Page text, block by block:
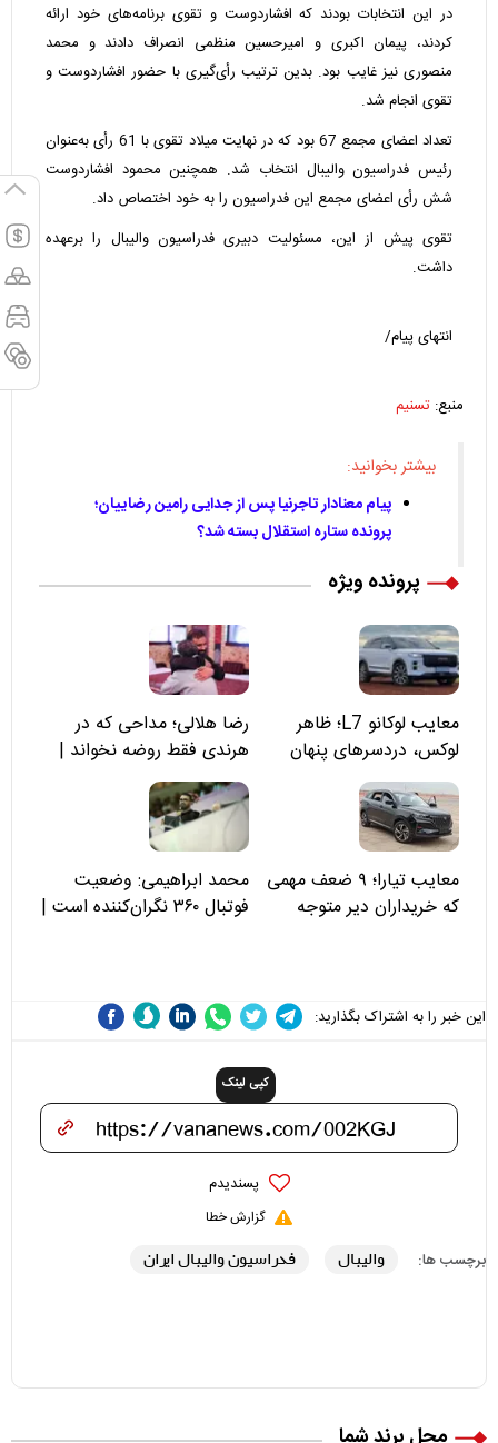
در این انتخابات بودند که افشاردوست و تقوی برنامه‌های خود ارائه
کردند، پیمان اکبری و امیرحسین منظمی انصراف دادند و محمد
منصوری نیز غایب بود. بدین ترتیب رأی‌گیری با حضور افشاردوست و
تقوی انجام شد.
تعداد اعضای مجمع 67 بود که در نهایت میلاد تقوی با 61 رأی به‌عنوان
رئیس فدراسیون والیبال انتخاب شد. همچنین محمود افشاردوست
شش رأی اعضای مجمع این فدراسیون را به خود اختصاص داد.
تقوی پیش از این، مسئولیت دبیری فدراسیون والیبال را برعهده
داشت.
انتهای پیام/
منبع: تسنیم
بیشتر بخوانید:
پیام معنادار تاجرنیا پس از جدایی رامین رضاییان؛
پرونده ستاره استقلال بسته شد؟
پرونده ویژه
معایب لوکانو L7؛ ظاهر
لوکس، دردسرهای پنهان
رضا هلالی؛ مداحی که در
هرندی فقط روضه نخواند |
مسئولان «تکیه‌گاه آقا مرتضی
علی(ع)» را جدی‌تر ببینند
معایب تیارا؛ ۹ ضعف مهمی
که خریداران دیر متوجه
محمد ابراهیمی: وضعیت
فوتبال ۳۶۰ نگران‌کننده است |
این خبر را به اشتراک بگذارید:
کپی لینک
پسندیدم
گزارش خطا
برچسب ها: والیبال فدراسیون والیبال ایران